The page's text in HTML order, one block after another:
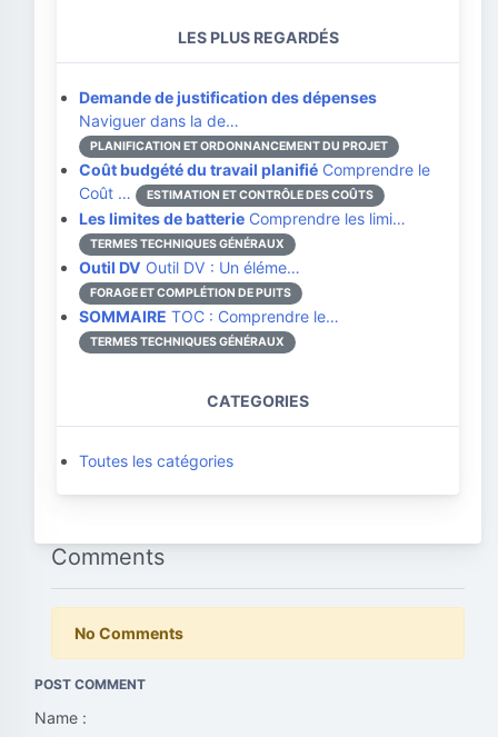
LES PLUS REGARDÉS
Demande de justification des dépenses
Naviguer dans la de…
PLANIFICATION ET ORDONNANCEMENT DU PROJET
Coût budgété du travail planifié Comprendre le
Coût …
ESTIMATION ET CONTRÔLE DES COÛTS
Les limites de batterie Comprendre les limi…
TERMES TECHNIQUES GÉNÉRAUX
Outil DV Outil DV : Un éléme…
FORAGE ET COMPLÉTION DE PUITS
SOMMAIRE TOC : Comprendre le…
TERMES TECHNIQUES GÉNÉRAUX
CATEGORIES
Toutes les catégories
Comments
No Comments
POST COMMENT
Name :